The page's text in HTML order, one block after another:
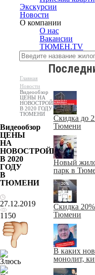
Экскурсии
Новости
О компании
О нас
Вакансии
ТЮМЕН.TV
Главная
Новости
Видеообзор
ЦЕНЫ НА
НОВОСТРОЙКИ
В 2020 ГОДУ В
ТЮМЕНИ
Видеообзор
ЦЕНЫ
НА
НОВОСТРОЙКИ
В 2020
ГОДУ
В
ТЮМЕНИ
27.12.2019
1150
Скидка до
Тюмени
Новый
парк в
Скидка
Тюмени
В каких
монолит,